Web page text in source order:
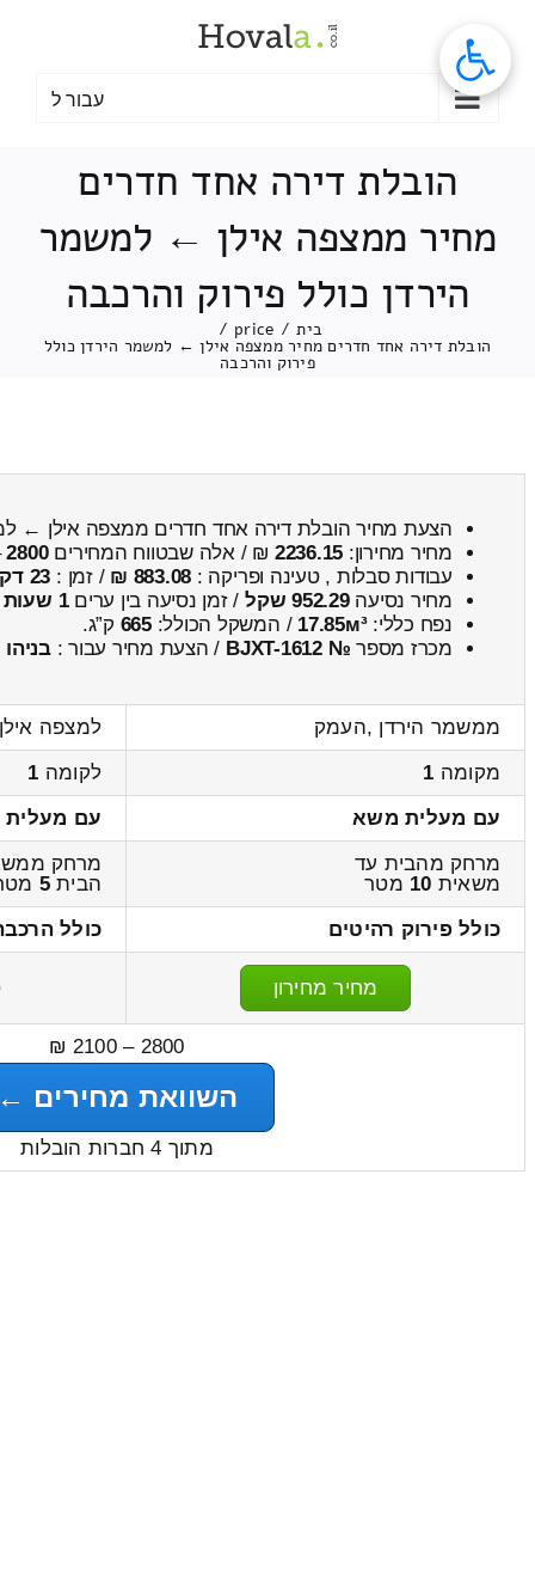
עבור ל
הובלת דירה אחד חדרים
מחיר ממצפה אילן ← למשמר
הירדן כולל פירוק והרכבה
בית /
price
/
הובלת דירה אחד חדרים מחיר ממצפה אילן ← למשמר הירדן כולל
פירוק והרכבה
הצעת מחיר הובלת דירה אחד חדרים ממצפה אילן ←
מחיר מחירון: 2236.15 ₪ / אלה שבטווח המחירים2800
עבודות סבלות , טעינה ופריקה : 883.08 ₪ / זמן : 23 דקות 41 שניות
מחיר נסיעה952.29 שקל / זמן נסיעה בין ערים1 שעות , 17 דקות
נפח כללי:17.85м³ / המשקל הכולל:665 ק”ג.
מכרז מספר № BJXT-1612 / הצעת מחיר עבור :בניהו
ממשמר הירדן ,העמק
למצפה
מקומה 1 לקומה 1
עם מעלית משא
עם
מרחק מהבית עד
משאית 10 מטר
מרחק
הבית5
כולל פירוק רהיטים
כולל
מחיר מחירון
2800 – 2100 ₪
השוואת מחירים
מתוך 4 חברות הובלות